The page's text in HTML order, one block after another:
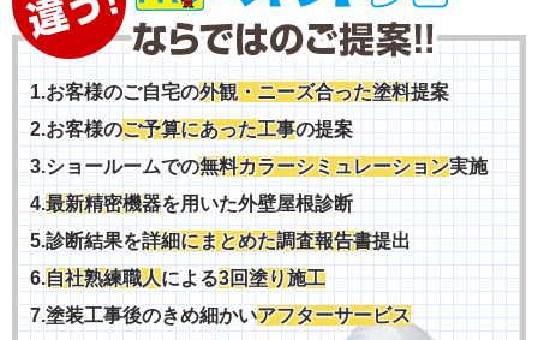
1.お客様のご自宅の外観・ニーズ合った塗料提案
2.お客様のご予算にあった工事の提案
3.ショールームでの無料カラーシミュレーション実施
4.最新精密機器を用いた外壁屋根診断
5.診断結果を詳細にまとめた調査報告書提出
6.自社熟練職人による3回塗り施工
7.塗装工事後のきめ細かいアフターサービス